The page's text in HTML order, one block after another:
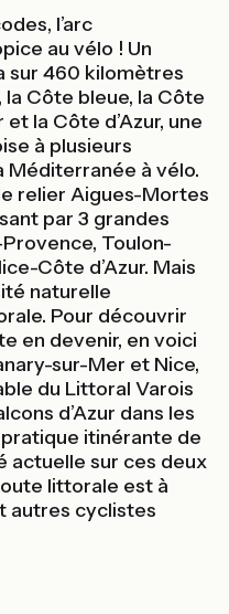
l’arc
au vélo ! Un
sur 460 kilomètres
la Côte bleue, la Côte
et la Côte d’Azur, une
à plusieurs
Méditerranée à vélo.
relier Aigues-Mortes
par 3 grandes
Toulon-
Côte d’Azur. Mais
naturelle
Pour découvrir
en devenir, en voici
sur-Mer et Nice,
du Littoral Varois
d’Azur dans les
pratique itinérante de
actuelle sur ces deux
littorale est à
autres cyclistes